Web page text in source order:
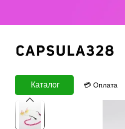
Каталог 💳 Оплата